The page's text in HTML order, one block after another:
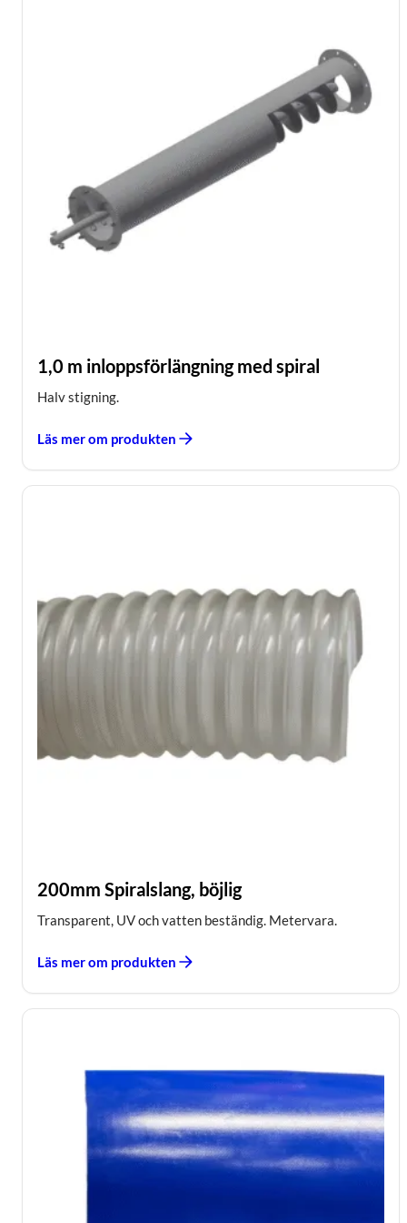
1,0 m inloppsförlängning med spiral
Halv stigning.
Läs mer om produkten
200mm Spiralslang, böjlig
Transparent, UV och vatten beständig. Metervara.
Läs mer om produkten